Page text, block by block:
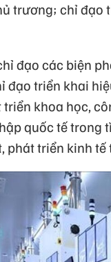
trương; chỉ đạo
đạo các biện
đạo triển khai
khoa học,
quốc tế trong
phát triển kinh tế